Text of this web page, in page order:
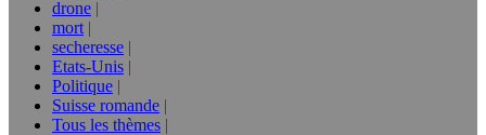
drone
mort
secheresse
Etats-Unis
Politique
Suisse romande
Tous les thèmes